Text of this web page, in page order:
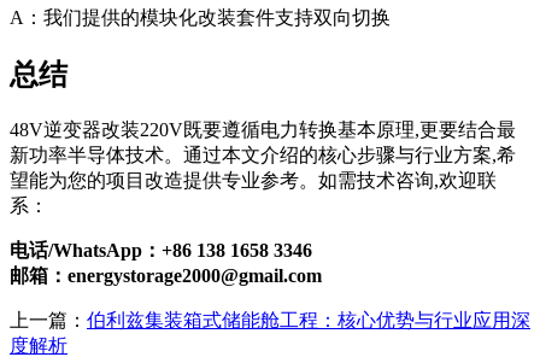
A：我们提供的模块化改装套件支持双向切换
总结
48V逆变器改装220V既要遵循电力转换基本原理,更要结合最
新功率半导体技术。通过本文介绍的核心步骤与行业方案,希
望能为您的项目改造提供专业参考。如需技术咨询,欢迎联
系：
电话/WhatsApp：+86 138 1658 3346
邮箱： energystorage2000@gmail.com
上一篇： 伯利兹集装箱式储能舱工程：核心优势与行业应用深
度解析